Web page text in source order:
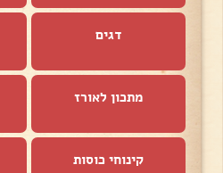
דגים
מתכון לאורז
קינוחי כוסות